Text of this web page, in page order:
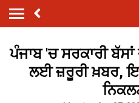
ਪੰਜਾਬ 'ਚ ਸਰਕਾਰੀ
ਲਈ ਜ਼ਰੂਰੀ ਖ਼ਬਰ,